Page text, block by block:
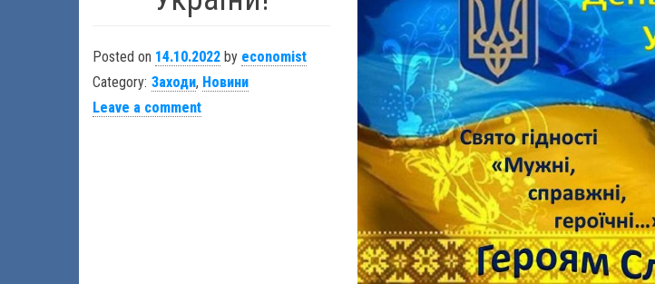
Posted on 14.10.2022 by economist
Category: Заходи, Новини
Leave a comment